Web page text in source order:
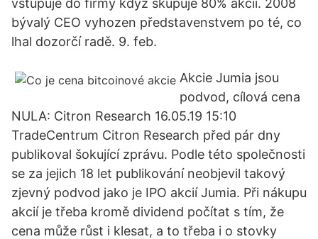
vstupuje do firmy když skupuje 80% akcií. 2008
bývalý CEO vyhozen představenstvem po té, co
lhal dozorčí radě. 9. feb.
Akcie Jumia jsou
podvod, cílová cena
NULA: Citron Research 16.05.19 15:10
TradeCentrum Citron Research před pár dny
publikoval šokující zprávu. Podle této společnosti
se za jejich 18 let publikování neobjevil takový
zjevný podvod jako je IPO akcií Jumia. Při nákupu
akcií je třeba kromě dividend počítat s tím, že
cena může růst i klesat, a to třeba i o stovky